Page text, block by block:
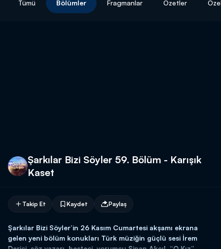
Tümü Bölümler Fragmanlar Özetler
Şarkılar Bizi Söyler 59. Bölüm - Karışık
Kaset
Takip Et Kaydet Paylaş
Şarkılar Bizi Söyler’in 26 Kasım Cumartesi akşamı ekrana
gelen yeni bölüm konukları Türk müziğin güçlü sesi İrem